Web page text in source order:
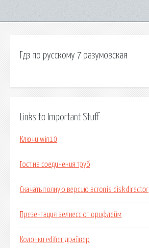
Гдз по русскому 7 разумовская
Links to Important Stuff
Ключи win10
Гост на соединения труб
Скачать полную версию acronis disk director
Презентация велнесс от орифлейм
Колонки edifier драйвер